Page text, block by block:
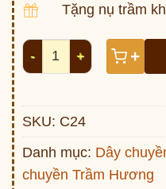
Tặng nụ trầm
Dây chuyền Trầm+
SKU: C24
Danh mục: Dây
chuyền Trầm Hương